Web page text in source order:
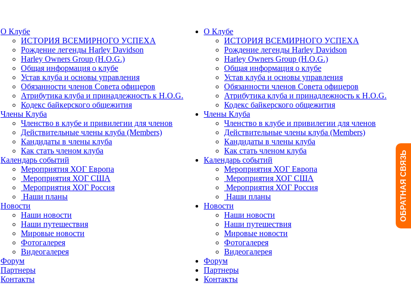
О Клубе
ИСТОРИЯ ВСЕМИРНОГО УСПЕХА
Рождение легенды Harley Davidson
Harley Owners Group (H.O.G.)
Общая информация о клубе
Устав клуба и основы управления
Обязанности членов Совета офицеров
Атрибутика клуба и принадлежность к H.O.G.
Кодекс байкерского общежития
Члены Клуба
Членство в клубе и привилегии для членов
Действительные члены клуба (Members)
Кандидаты в члены клуба
Как стать членом клуба
Календарь событий
Мероприятия ХОГ Европа
Мероприятия ХОГ США
Мероприятия ХОГ Россия
Наши планы
Новости
Наши новости
Наши путешествия
Мировые новости
Фотогалерея
Видеогалерея
Форум
Партнеры
Контакты
О Клубе
ИСТОРИЯ ВСЕМИРНОГО УСПЕХА
Рождение легенды Harley Davidson
Harley Owners Group (H.O.G.)
Общая информация о клубе
Устав клуба и основы управления
Обязанности членов Совета офицеров
Атрибутика клуба и принадлежность к H.O.G.
Кодекс байкерского общежития
Члены Клуба
Членство в клубе и привилегии для членов
Действительные члены клуба (Members)
Кандидаты в члены клуба
Как стать членом клуба
Календарь событий
Мероприятия ХОГ Европа
Мероприятия ХОГ США
Мероприятия ХОГ Россия
Наши планы
Новости
Наши новости
Наши путешествия
Мировые новости
Фотогалерея
Видеогалерея
Форум
Партнеры
Контакты
ОБРАТНАЯ СВЯЗЬ